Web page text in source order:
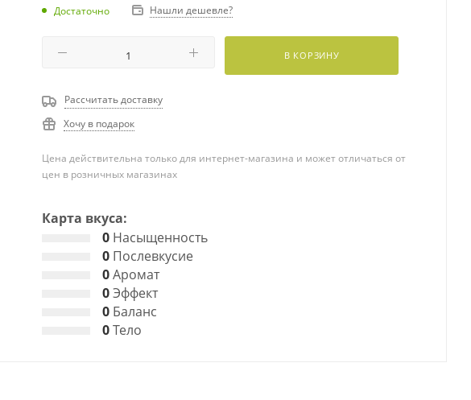
Достаточно Нашли дешевле?
В КОРЗИНУ
Рассчитать доставку
Хочу в подарок
Цена действительна только для интернет-магазина и может отличаться от
цен в розничных магазинах
Карта вкуса:
0Насыщенность
0Послевкусие
0Аромат
0Эффект
0Баланс
0Тело